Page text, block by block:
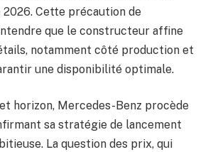
Cette précaution de
que le constructeur affine
notamment côté production et
une disponibilité optimale.
horizon, Mercedes-Benz procède
sa stratégie de lancement
La question des prix, qui